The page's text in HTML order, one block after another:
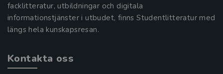
facklitteratur, utbildningar och digitala
informationstjänster i utbudet, finns Studentlitteratur med
längs hela kunskapsresan.
Kontakta oss